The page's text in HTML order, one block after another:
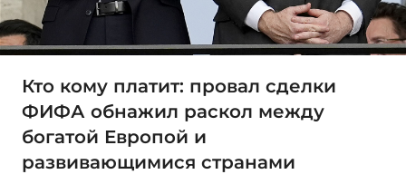
Кто кому платит: провал сделки
ФИФА обнажил раскол между
богатой Европой и
развивающимися странами